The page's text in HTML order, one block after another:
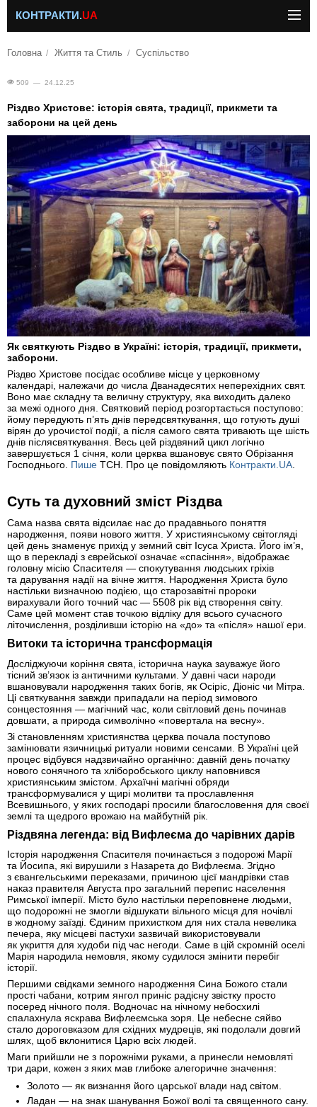
КОНТРАКТИ.UA
Головна Життя та Стиль Суспільство
509 — 24.12.25
Різдво Христове: історія свята, традиції, прикмети та
заборони на цей день
Як святкують Різдво в Україні: історія, традиції, прикмети,
заборони.
Різдво Христове посідає особливе місце у церковному
календарі, належачи до числа Дванадесятих неперехідних свят.
Воно має складну та величну структуру, яка виходить далеко
за межі одного дня. Святковий період розгортається поступово:
йому передують п’ять днів передсвяткування, що готують душі
вірян до урочистої події, а після самого свята тривають ще шість
днів післясвяткування. Весь цей різдвяний цикл логічно
завершується 1 січня, коли церква вшановує свято Обрізання
Господнього. Пише ТСН. Про це повідомляють Контракти.UA.
Суть та духовний зміст Різдва
Сама назва свята відсилає нас до прадавнього поняття
народження, появи нового життя. У християнському світогляді
цей день знаменує прихід у земний світ Ісуса Христа. Його ім’я,
що в перекладі з єврейської означає «спасіння», відображає
головну місію Спасителя — спокутування людських гріхів
та дарування надії на вічне життя. Народження Христа було
настільки визначною подією, що старозавітні пророки
вирахували його точний час — 5508 рік від створення світу.
Саме цей момент став точкою відліку для всього сучасного
літочислення, розділивши історію на «до» та «після» нашої ери.
Витоки та історична трансформація
Досліджуючи коріння свята, історична наука зауважує його
тісний зв’язок із античними культами. У давні часи народи
вшановували народження таких богів, як Осіріс, Діоніс чи Мітра.
Ці святкування завжди припадали на період зимового
сонцестояння — магічний час, коли світловий день починав
довшати, а природа символічно «повертала на весну».
Зі становленням християнства церква почала поступово
замінювати язичницькі ритуали новими сенсами. В Україні цей
процес відбувся надзвичайно органічно: давній день початку
нового сонячного та хліборобського циклу наповнився
християнським змістом. Архаїчні магічні обряди
трансформувалися у щирі молитви та прославлення
Всевишнього, у яких господарі просили благословення для своєї
землі та щедрого врожаю на майбутній рік.
Різдвяна легенда: від Вифлеєма до чарівних дарів
Історія народження Спасителя починається з подорожі Марії
та Йосипа, які вирушили з Назарета до Вифлеєма. Згідно
з євангельськими переказами, причиною цієї мандрівки став
наказ правителя Августа про загальний перепис населення
Римської імперії. Місто було настільки переповнене людьми,
що подорожні не змогли відшукати вільного місця для ночівлі
в жодному заїзді. Єдиним прихистком для них стала невелика
печера, яку місцеві пастухи зазвичай використовували
як укриття для худоби під час негоди. Саме в цій скромній оселі
Марія народила немовля, якому судилося змінити перебіг
історії.
Першими свідками земного народження Сина Божого стали
прості чабани, котрим янгол приніс радісну звістку просто
посеред нічного поля. Водночас на нічному небосхилі
спалахнула яскрава Вифлеємська зоря. Це небесне сяйво
стало дороговказом для східних мудреців, які подолали довгий
шлях, щоб вклонитися Царю всіх людей.
Маги прийшли не з порожніми руками, а принесли немовляті
три дари, кожен з яких мав глибоке алегоричне значення:
Золото — як визнання його царської влади над світом.
Ладан — на знак шанування Божої волі та священного сану.